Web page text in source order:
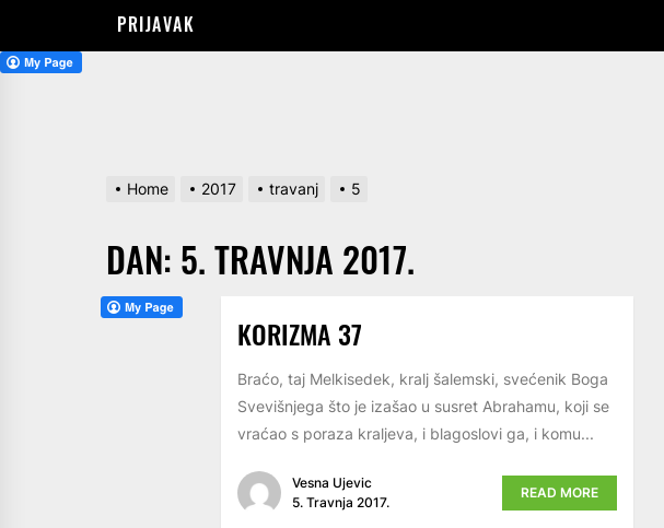
PRIJAVAK
Home 2017 travanj 5
DAN: 5. TRAVNJA 2017.
KORIZMA 37
Braćo, taj Melkisedek, kralj šalemski, svećenik Boga
Svevišnjega što je izašao u susret Abrahamu, koji se
vraćao s poraza kraljeva, i blagoslovi ga, i komu...
Vesna Ujevic
5. Travnja 2017.
READ MORE